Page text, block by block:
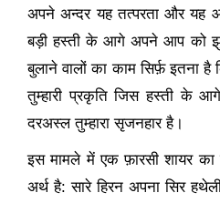
अपने अन्दर यह तत्परता और यह
बड़ी हस्ती के आगे अपने आप को
बुलाने वालों का काम सिर्फ़ इतना
तुम्हारी प्रकृति जिस हस्ती के
दरअस्ल तुम्हारा सृजनहार है।
इस मामले में एक फ़ारसी शायर
अर्थ है: सारे हिरन अपना सिर